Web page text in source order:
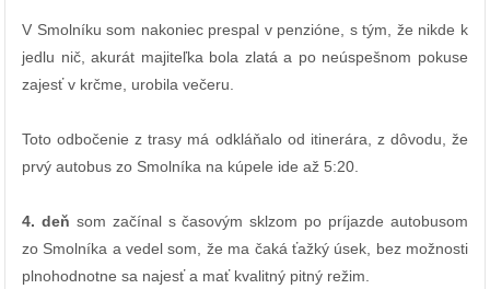
V Smolníku som nakoniec prespal v penzióne, s tým, že nikde k
jedlu nič, akurát majiteľka bola zlatá a po neúspešnom pokuse
zajesť v krčme, urobila večeru.
Toto odbočenie z trasy má odkláňalo od itinerára, z dôvodu, že
prvý autobus zo Smolníka na kúpele ide až 5:20.
4. deň som začínal s časovým sklzom po príjazde autobusom
zo Smolníka a vedel som, že ma čaká ťažký úsek, bez možnosti
plnohodnotne sa najesť a mať kvalitný pitný režim.